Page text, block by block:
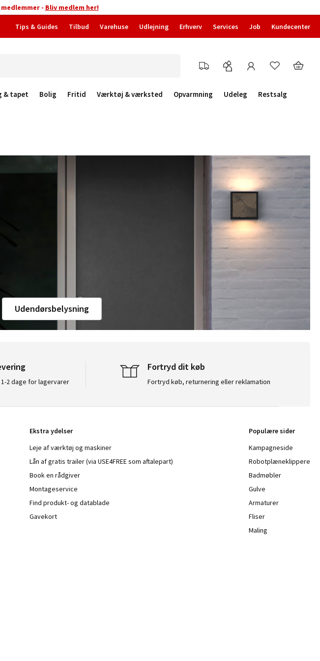
- Bliv medlem her!
Tips & Guides Tilbud Varehuse Udlejning Erhverv Services Job Kundecenter
& tapet Bolig Fritid Værktøj & værksted Opvarmning Udeleg
Restsalg
Udendørsbelysning
2 dage for lagervarer
Fortryd dit køb
Fortryd køb, returnering eller reklamation
Ekstra ydelser
Leje af værktøj og maskiner
Lån af gratis trailer (via USE4FREE som aftalepart)
Book en rådgiver
Montageservice
Find produkt- og datablade
Gavekort
Populære sider
Kampagneside
Robotplæneklippere
Badmøbler
Gulve
Armaturer
Fliser
Maling